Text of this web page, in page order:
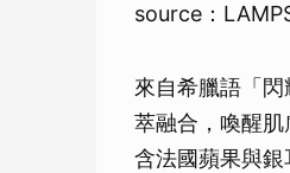
source：
來自希臘語「
萃融合，喚醒
含法國蘋果與